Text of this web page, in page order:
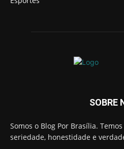
SOBRE
Somos o Blog Por Brasília.
seriedade, honestidade e